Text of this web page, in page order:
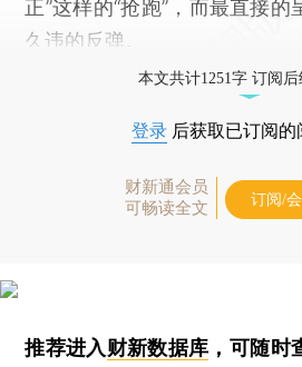
正”这样的“抢跑”，而最直接
久违的反弹。
本文共计1251字 订阅
登录 后获取已订阅的
财新通会员
可畅读全文
订阅/
推荐进入财新数据库 ，可随时